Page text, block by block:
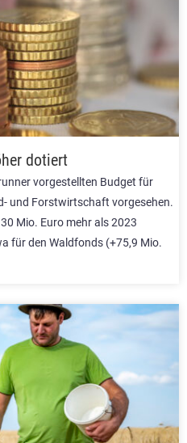
dotiert
vorgestellten Budget für
und Forstwirtschaft vorgesehen.
Mio. Euro mehr als 2023
für den Waldfonds (+75,9 Mio.